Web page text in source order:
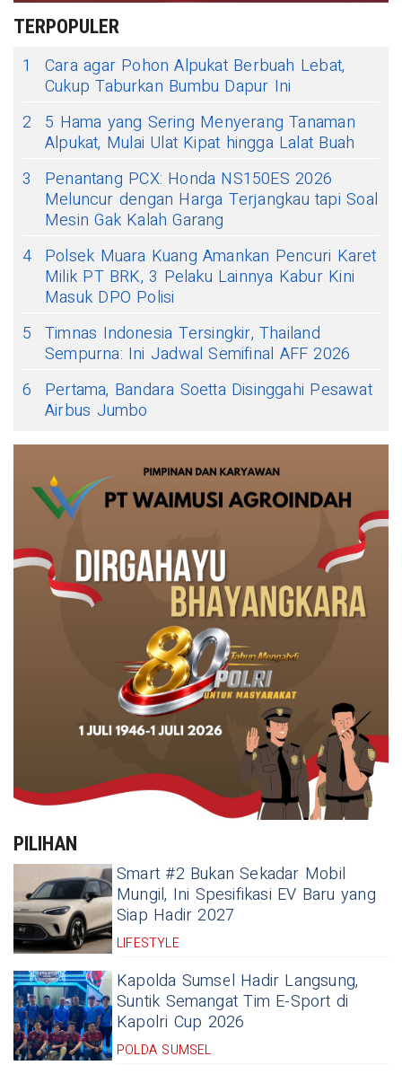
TERPOPULER
1
Cara agar Pohon Alpukat Berbuah Lebat,
Cukup Taburkan Bumbu Dapur Ini
2
5 Hama yang Sering Menyerang Tanaman
Alpukat, Mulai Ulat Kipat hingga Lalat Buah
3
Penantang PCX: Honda NS150ES 2026
Meluncur dengan Harga Terjangkau tapi Soal
Mesin Gak Kalah Garang
4 Polsek Muara Kuang Amankan Pencuri Karet
Milik PT BRK, 3 Pelaku Lainnya Kabur Kini
Masuk DPO Polisi
5 Timnas Indonesia Tersingkir, Thailand
Sempurna: Ini Jadwal Semifinal AFF 2026
6
Pertama, Bandara Soetta Disinggahi Pesawat
Airbus Jumbo
PILIHAN
Smart #2 Bukan Sekadar Mobil
Mungil, Ini Spesifikasi EV Baru yang
Siap Hadir 2027
LIFESTYLE
Kapolda Sumsel Hadir Langsung,
Suntik Semangat Tim E-Sport di
Kapolri Cup 2026
POLDA SUMSEL